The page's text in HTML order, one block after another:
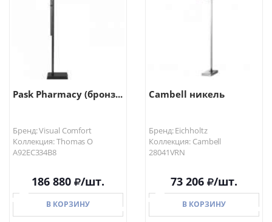
Pask Pharmacy (бронз...
Бренд: Visual Comfort
Коллекция: Thomas O
A92EC334B8
186 880 /шт.
В КОРЗИНУ
Cambell никель
Бренд: Eichholtz
Коллекция: Cambell
28041VRN
73 206 /шт.
В КОРЗИНУ